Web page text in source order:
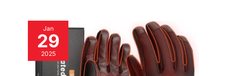
Jan
29
2025